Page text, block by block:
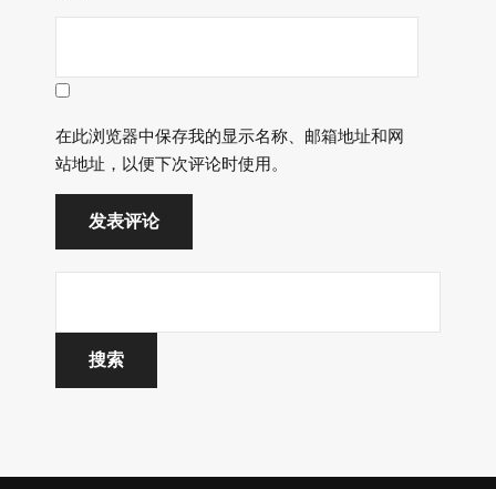
在此浏览器中保存我的显示名称、邮箱地址和网
站地址，以便下次评论时使用。